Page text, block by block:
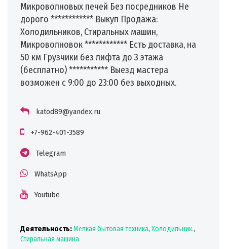
Микроволновых печей Без посредников Не
дорого ************ Выкуп Продажа:
Холодильников, Стиральных машин,
Микроволновок ************ Есть доставка, на
50 км Грузчики без лифта до 3 этажа
(бесплатно) *********** Выезд мастера
возможен с 9:00 до 23:00 без выходных.
katod89@yandex.ru
+7-962-401-3589
Telegram
WhatsApp
Youtube
Деятельность:Мелкая бытовая техника, Холодильник.,
Стиральная машина.